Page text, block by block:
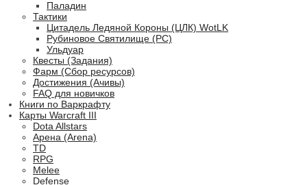
Паладин
Тактики
Цитадель Ледяной Короны (ЦЛК) WotLK
Рубиновое Святилище (РС)
Ульдуар
Квесты (Задания)
Фарм (Сбор ресурсов)
Достижения (Ачивы)
FAQ для новичков
Книги по Варкрафту
Карты Warcraft III
Dota Allstars
Арена (Arena)
TD
RPG
Melee
Defense